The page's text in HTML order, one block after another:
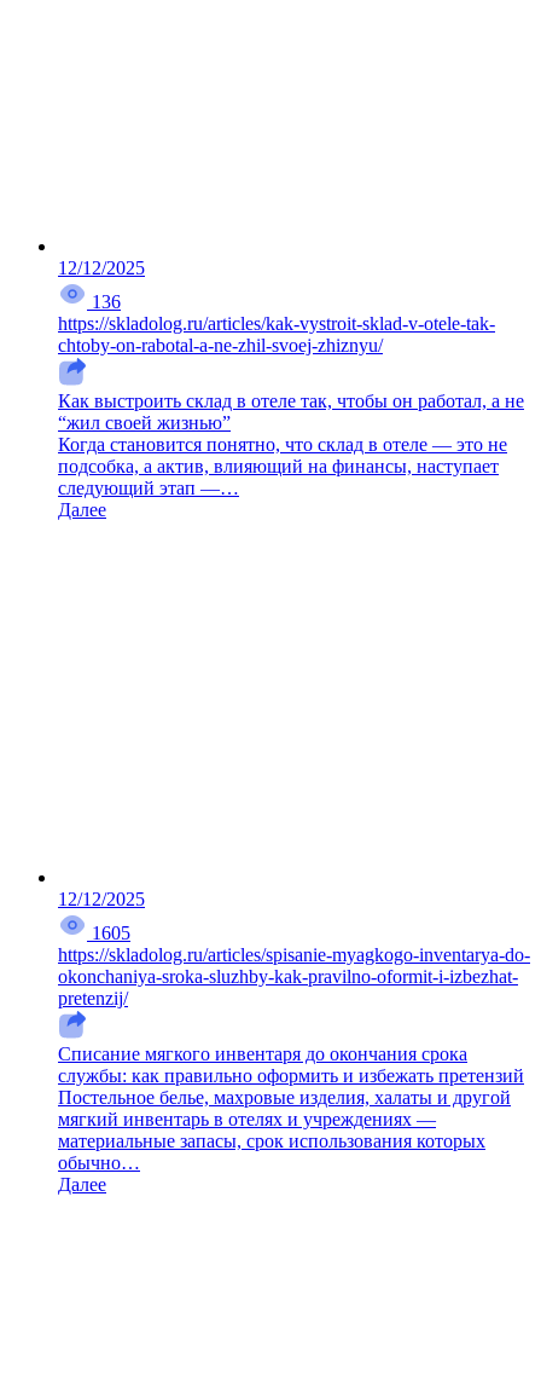
12/12/2025
136
https://skladolog.ru/articles/kak-vystroit-sklad-v-otele-tak-
chtoby-on-rabotal-a-ne-zhil-svoej-zhiznyu/
Как выстроить склад в отеле так, чтобы он работал, а не
“жил своей жизнью”
Когда становится понятно, что склад в отеле — это не
подсобка, а актив, влияющий на финансы, наступает
следующий этап —…
Далее
12/12/2025
1605
https://skladolog.ru/articles/spisanie-myagkogo-inventarya-do-
okonchaniya-sroka-sluzhby-kak-pravilno-oformit-i-izbezhat-
pretenzij/
Списание мягкого инвентаря до окончания срока
службы: как правильно оформить и избежать претензий
Постельное белье, махровые изделия, халаты и другой
мягкий инвентарь в отелях и учреждениях —
материальные запасы, срок использования которых
обычно…
Далее